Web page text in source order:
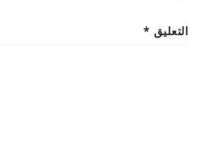
التعليق *